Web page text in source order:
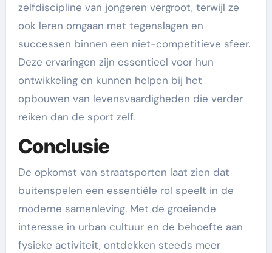
zelfdiscipline van jongeren vergroot, terwijl ze
ook leren omgaan met tegenslagen en
successen binnen een niet-competitieve sfeer.
Deze ervaringen zijn essentieel voor hun
ontwikkeling en kunnen helpen bij het
opbouwen van levensvaardigheden die verder
reiken dan de sport zelf.
Conclusie
De opkomst van straatsporten laat zien dat
buitenspelen een essentiële rol speelt in de
moderne samenleving. Met de groeiende
interesse in urban cultuur en de behoefte aan
fysieke activiteit, ontdekken steeds meer